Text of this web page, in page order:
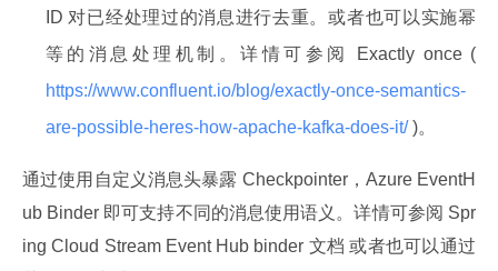
ID 对已经处理过的消息进行去重。或者也可以实施幂
等的消息处理机制。详情可参阅 Exactly once (
https://www.confluent.io/blog/exactly-once-semantics-
are-possible-heres-how-apache-kafka-does-it/)。
通过使用自定义消息头暴露 Checkpointer，Azure EventH
ub Binder 即可支持不同的消息使用语义。详情可参阅 Spr
ing Cloud Stream Event Hub binder 文档 或者也可以通过